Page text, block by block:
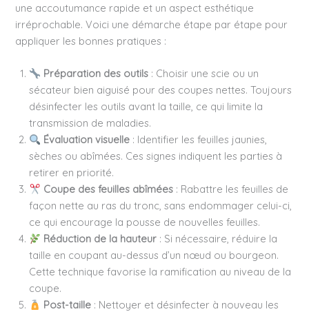
une accoutumance rapide et un aspect esthétique
irréprochable. Voici une démarche étape par étape pour
appliquer les bonnes pratiques :
Préparation des outils : Choisir une scie ou un
sécateur bien aiguisé pour des coupes nettes. Toujours
désinfecter les outils avant la taille, ce qui limite la
transmission de maladies.
Évaluation visuelle : Identifier les feuilles jaunies,
sèches ou abîmées. Ces signes indiquent les parties à
retirer en priorité.
Coupe des feuilles abîmées : Rabattre les feuilles de
façon nette au ras du tronc, sans endommager celui-ci,
ce qui encourage la pousse de nouvelles feuilles.
Réduction de la hauteur : Si nécessaire, réduire la
taille en coupant au-dessus d’un nœud ou bourgeon.
Cette technique favorise la ramification au niveau de la
coupe.
Post-taille : Nettoyer et désinfecter à nouveau les